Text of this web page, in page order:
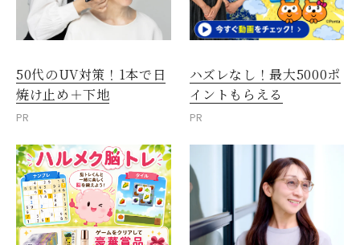
50代のUV対策！1本で日
焼け止め＋下地
PR
ハズレなし！最大5000ポ
イントもらえる
PR